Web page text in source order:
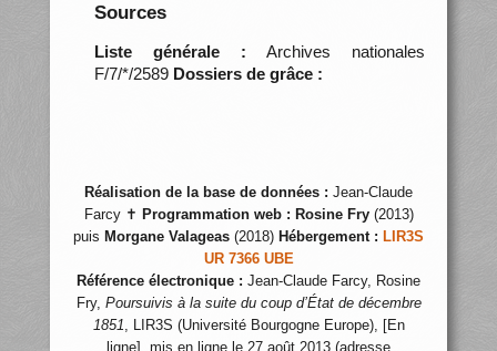
Sources
Liste générale : Archives nationales
F/7/*/2589 Dossiers de grâce :
Réalisation de la base de données : Jean-Claude
Farcy ✝ Programmation web : Rosine Fry(2013)
puis Morgane Valageas (2018) Hébergement : LIR3S
UR 7366 UBE
Référence électronique : Jean-Claude Farcy, Rosine
Fry, Poursuivis à la suite du coup d’État de décembre
1851, LIR3S (Université Bourgogne Europe), [En
ligne], mis en ligne le 27 août 2013 (adresse